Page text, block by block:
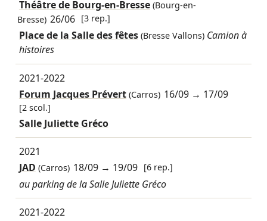
Théâtre de Bourg-en-Bresse(Bourg-en-
Bresse) 26/06 [3 rep.]
Place de la Salle des fêtes (Bresse Vallons) Camion à
histoires
2021-2022
Forum Jacques Prévert(Carros) 16/09 → 17/09
[2 scol.]
Salle Juliette Gréco
2021
JAD (Carros) 18/09 → 19/09 [6 rep.]
au parking de la Salle Juliette Gréco
2021-2022